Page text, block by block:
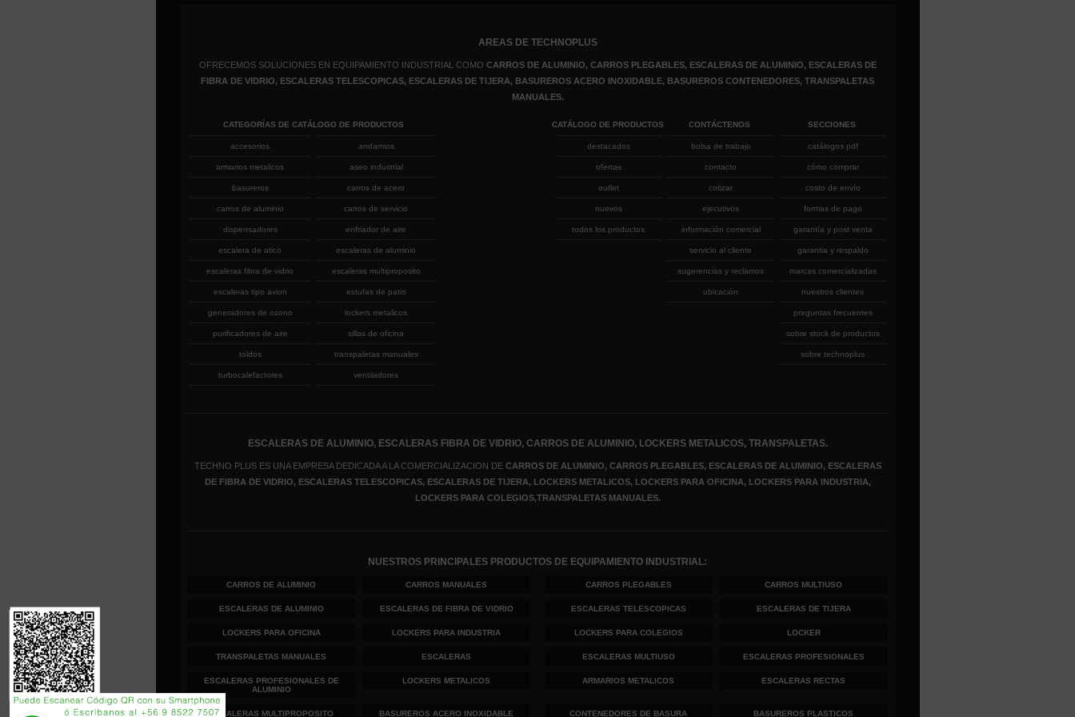
AREAS DE TECHNOPLUS
OFRECEMOS SOLUCIONES EN EQUIPAMIENTO INDUSTRIAL COMO CARROS DE ALUMINIO, CARROS PLEGABLES, ESCALERAS DE ALUMINIO, ESCALERAS DE
FIBRA DE VIDRIO, ESCALERAS TELESCOPICAS, ESCALERAS DE TIJERA, BASUREROS ACERO INOXIDABLE, BASUREROS CONTENEDORES, TRANSPALETAS
MANUALES.
CATEGORÍAS DE CATÁLOGO DE PRODUCTOS
accesorios andamios
armarios metalicos aseo industrial
basureros carros de acero
carros de aluminio carros de servicio
dispensadores enfriador de aire
escalera de atico escaleras de aluminio
escaleras fibra de vidrio escaleras multiproposito
escaleras tipo avion estufas de patio
generadores de ozono lockers metalicos
purificadores de aire sillas de oficina
toldos transpaletas manuales
turbocalefactores ventiladores
CATÁLOGO DE PRODUCTOS
destacados
ofertas
outlet
nuevos
todos los productos
CONTÁCTENOS
bolsa de trabajo
contacto
cotizar
ejecutivos
información comercial
servicio al cliente
sugerencias y reclamos
ubicación
SECCIONES
catálogos pdf
cómo comprar
costo de envío
formas de pago
garantía y post venta
garantia y respaldo
marcas comercializadas
nuestros clientes
preguntas frecuentes
sobre stock de productos
sobre technoplus
ESCALERAS DE ALUMINIO, ESCALERAS FIBRA DE VIDRIO, CARROS DE ALUMINIO, LOCKERS METALICOS, TRANSPALETAS.
TECHNO PLUS ES UNA EMPRESA DEDICADA A LA COMERCIALIZACION DE CARROS DE ALUMINIO, CARROS PLEGABLES, ESCALERAS DE ALUMINIO, ESCALERAS
DE FIBRA DE VIDRIO, ESCALERAS TELESCOPICAS, ESCALERAS DE TIJERA, LOCKERS METALICOS, LOCKERS PARA OFICINA, LOCKERS PARA INDUSTRIA,
LOCKERS PARA COLEGIOS,TRANSPALETAS MANUALES.
NUESTROS PRINCIPALES PRODUCTOS DE EQUIPAMIENTO INDUSTRIAL:
CARROS DE ALUMINIO CARROS MANUALES CARROS PLEGABLES CARROS MULTIUSO
ESCALERAS DE ALUMINIO ESCALERAS DE FIBRA DE VIDRIO ESCALERAS TELESCOPICAS ESCALERAS DE TIJERA
LOCKERS PARA OFICINA LOCKERS PARA INDUSTRIA LOCKERS PARA COLEGIOS LOCKER
TRANSPALETAS MANUALES ESCALERAS ESCALERAS MULTIUSO ESCALERAS PROFESIONALES
ESCALERAS PROFESIONALES DE
ALUMINIO
LOCKERS METALICOS ARMARIOS METALICOS ESCALERAS RECTAS
ESCALERAS MULTIPROPOSITO BASUREROS ACERO INOXIDABLE CONTENEDORES DE BASURA BASUREROS PLASTICOS